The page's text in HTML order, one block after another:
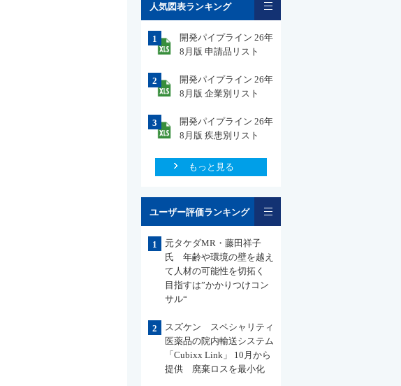
人気図表ランキング
1
開発パイプライン 26年
8月版 申請品リスト
2
開発パイプライン 26年
8月版 企業別リスト
3
開発パイプライン 26年
8月版 疾患別リスト
もっと見る
ユーザー評価ランキング
1
元タケダMR・藤田祥子
氏 年齢や環境の壁を越え
て人材の可能性を切拓く
目指すは”かかりつけコン
サル“
2
スズケン スペシャリティ
医薬品の院内輸送システム
「Cubixx Link」 10月から
提供 廃棄ロスを最小化